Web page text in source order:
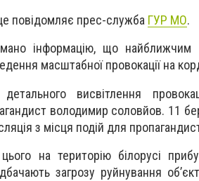
повідомляє прес-служба ГУР МО.
інформацію, що найближчим
масштабної провокації на
висвітлення
володимир соловйов. 11
з місця подій для
на територію білорусі
загрозу руйнування